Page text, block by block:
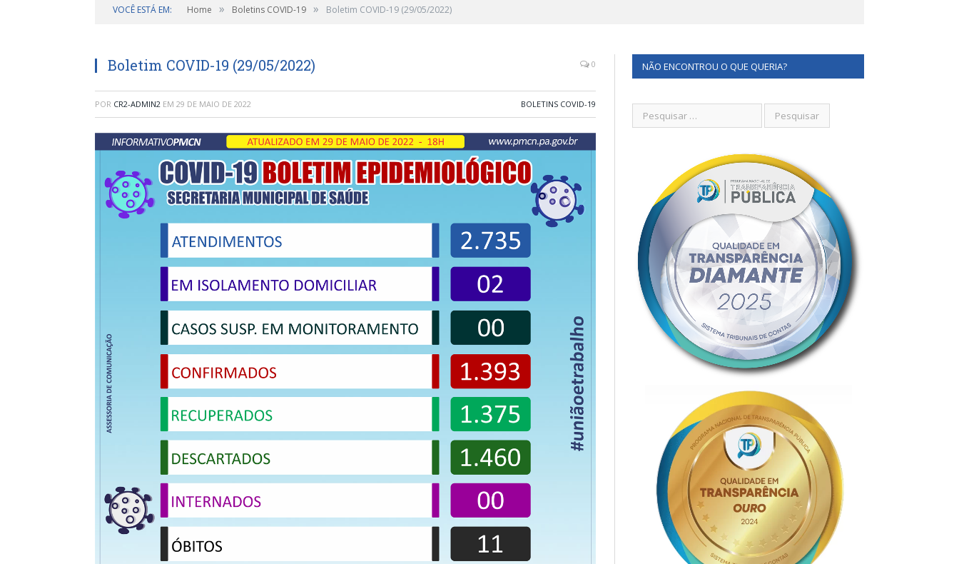
VOCÊ ESTÁ EM: Home » Boletins COVID-19 » Boletim COVID-19 (29/05/2022)
Boletim COVID-19 (29/05/2022) 0
POR CR2-ADMIN2 EM 29 DE MAIO DE 2022 BOLETINS COVID-19
NÃO ENCONTROU O QUE QUERIA?